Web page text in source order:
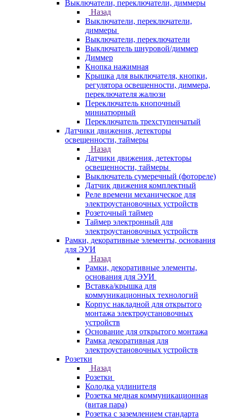
Выключатели, переключатели, диммеры
Назад
Выключатели, переключатели,
диммеры
Выключатели, переключатели
Выключатель шнуровой/диммер
Диммер
Кнопка нажимная
Крышка для выключателя, кнопки,
регулятора освещенности, диммера,
переключателя жалюзи
Переключатель кнопочный
миниатюрный
Переключатель трехступенчатый
Датчики движения, детекторы
освещенности, таймеры
Назад
Датчики движения, детекторы
освещенности, таймеры
Выключатель сумеречный (фотореле)
Датчик движения комплектный
Реле времени механическое для
электроустановочных устройств
Розеточный таймер
Таймер электронный для
электроустановочных устройств
Рамки, декоративные элементы, основания
для ЭУИ
Назад
Рамки, декоративные элементы,
основания для ЭУИ
Вставка/крышка для
коммуникационных технологий
Корпус накладной для открытого
монтажа электроустановочных
устройств
Основание для открытого монтажа
Рамка декоративная для
электроустановочных устройств
Розетки
Назад
Розетки
Колодка удлинителя
Розетка медная коммуникационная
(витая пара)
Розетка с заземлением стандарта